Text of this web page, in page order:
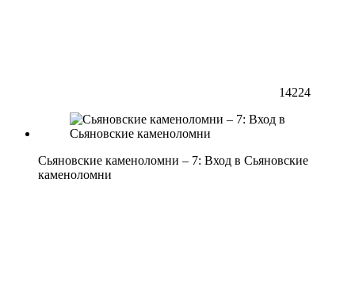
14224
Сьяновские каменоломни – 7: Вход в Сьяновские
каменоломни